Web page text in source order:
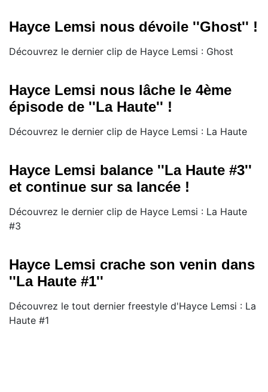
Hayce Lemsi nous dévoile ''Ghost'' !
Découvrez le dernier clip de Hayce Lemsi : Ghost
Hayce Lemsi nous lâche le 4ème
épisode de ''La Haute'' !
Découvrez le dernier clip de Hayce Lemsi : La Haute
Hayce Lemsi balance ''La Haute #3''
et continue sur sa lancée !
Découvrez le dernier clip de Hayce Lemsi : La Haute
#3
Hayce Lemsi crache son venin dans
''La Haute #1''
Découvrez le tout dernier freestyle d'Hayce Lemsi : La
Haute #1